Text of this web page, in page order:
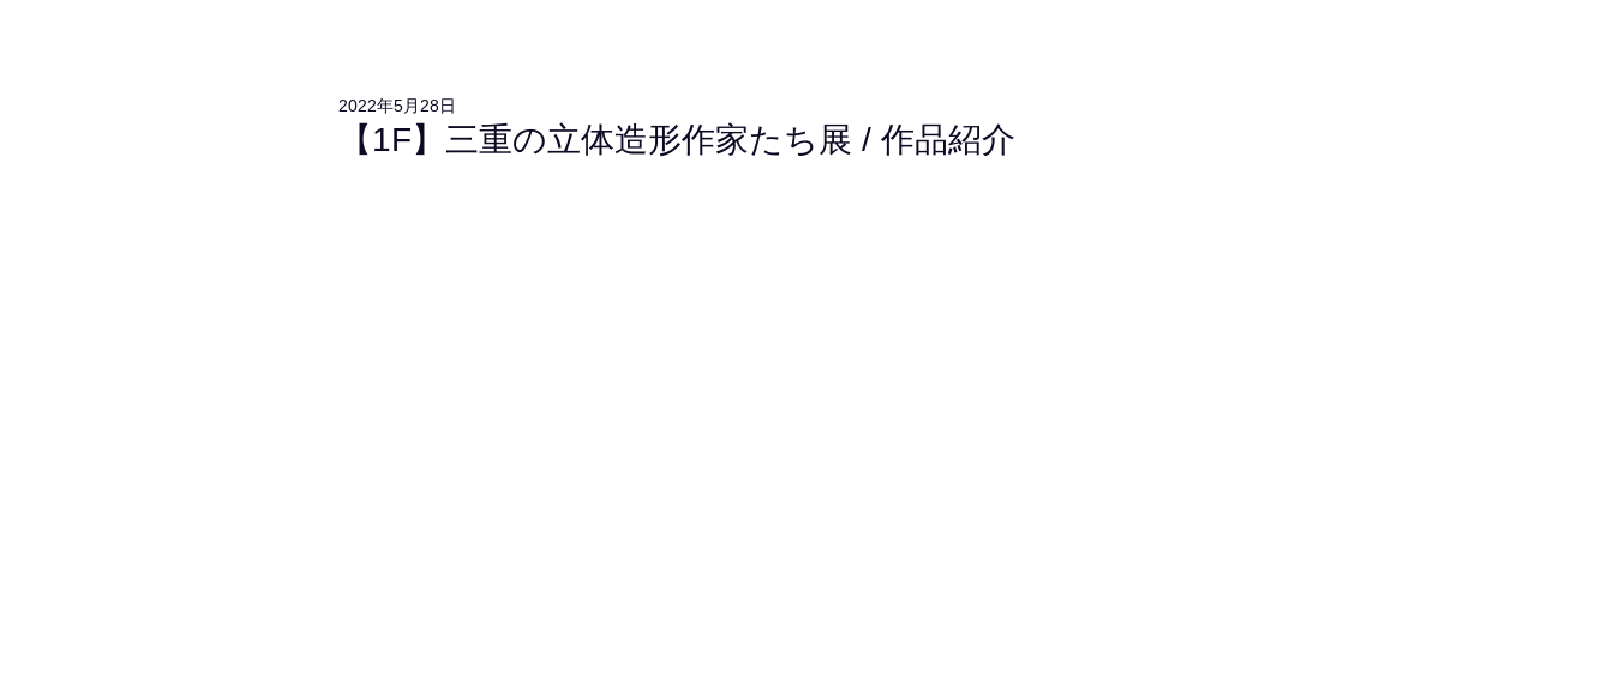
【1F】三重の立体造形作家たち展 / 作品紹介
2022年5月28日